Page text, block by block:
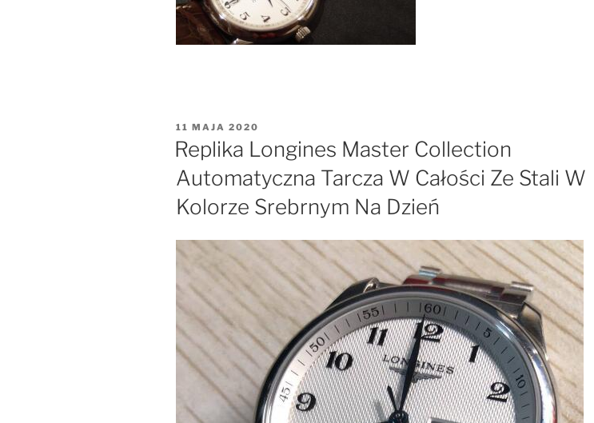
OPUBLIKOWANE
W
11 MAJA 2020
Replika Longines Master Collection
Automatyczna Tarcza W Całości Ze Stali W
Kolorze Srebrnym Na Dzień